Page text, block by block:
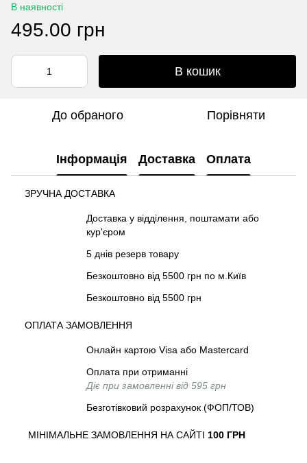
В наявності
495.00 грн
В кошик
До обраного Порівняти
Інформація Доставка Оплата
ЗРУЧНА ДОСТАВКА
Доставка у відділення, поштамати або
кур'єром
5 днів резерв товару
Безкоштовно від 5500 грн по м.Київ
Безкоштовно від 5500 грн
ОПЛАТА ЗАМОВЛЕННЯ
Онлайн картою Visa або Mastercard
Оплата при отриманні
Діє при замовленні від 595 грн
Безготівковий розрахунок (ФОП/ТОВ)
МІНІМАЛЬНЕ ЗАМОВЛЕННЯ НА САЙТІ 100 ГРН